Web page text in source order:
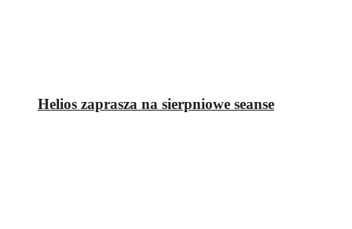
Helios zaprasza na sierpniowe seanse